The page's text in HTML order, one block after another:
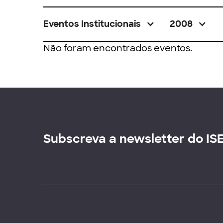
Eventos Institucionais 2008
Não foram encontrados eventos.
Subscreva a newsletter do